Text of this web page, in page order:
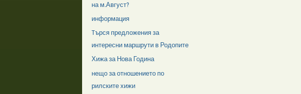
на м.Август?
информация
Tърся предложения за
интересни маршрути в Родопите
Хижа за Нова Година
нещо за отношението по
рилските хижи